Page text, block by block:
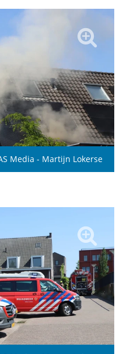
Media - Martijn Lokerse